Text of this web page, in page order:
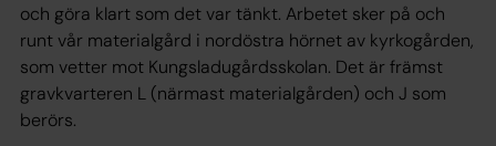
och göra klart som det var tänkt. Arbetet sker på och
runt vår materialgård i nordöstra hörnet av kyrkogården,
som vetter mot Kungsladugårdsskolan. Det är främst
gravkvarteren L (närmast materialgården) och J som
berörs.